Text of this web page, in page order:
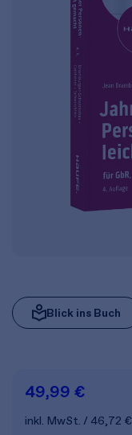
Blick ins Buch
49,99 €
inkl. MwSt. 46,72 €